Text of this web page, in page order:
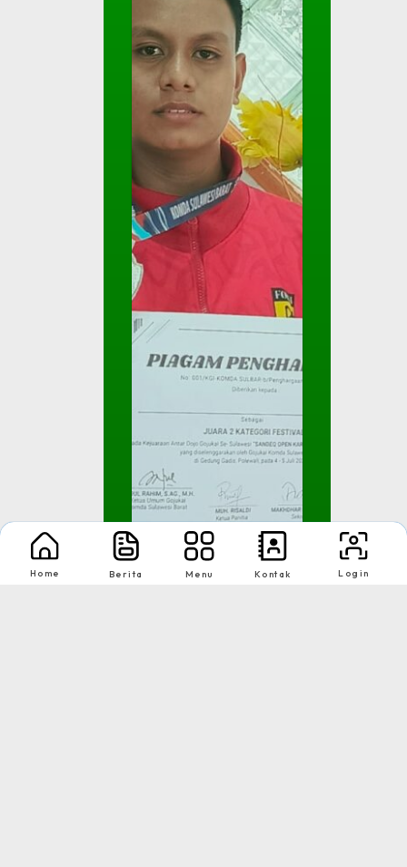
Home Berita Menu Kontak Login